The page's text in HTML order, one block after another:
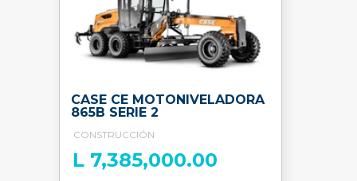
CASE CE MOTONIVELADORA
865B SERIE 2
CONSTRUCCIÓN
L 7,385,000.00